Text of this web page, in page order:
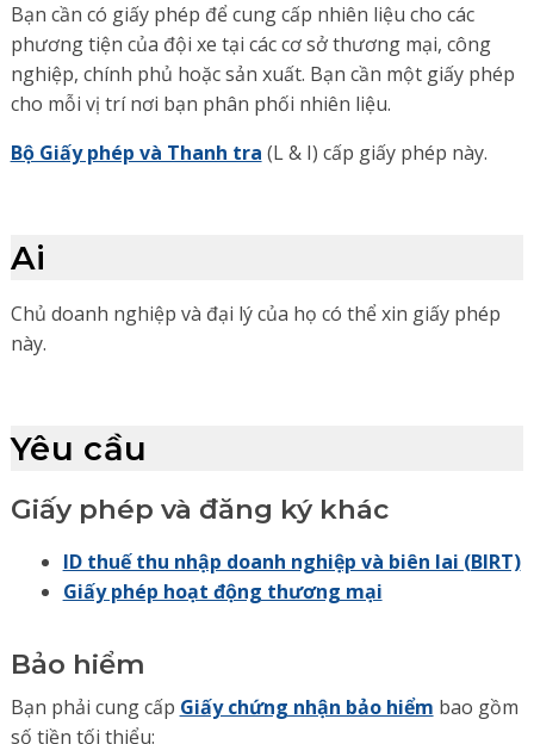
Bạn cần có giấy phép để cung cấp nhiên liệu cho các
phương tiện của đội xe tại các cơ sở thương mại, công
nghiệp, chính phủ hoặc sản xuất. Bạn cần một giấy phép
cho mỗi vị trí nơi bạn phân phối nhiên liệu.
Bộ Giấy phép và Thanh tra (L & I) cấp giấy phép này.
Ai
Chủ doanh nghiệp và đại lý của họ có thể xin giấy phép
này.
Yêu cầu
Giấy phép và đăng ký khác
ID thuế thu nhập doanh nghiệp và biên lai (BIRT)
Giấy phép hoạt động thương mại
Bảo hiểm
Bạn phải cung cấp Giấy chứng nhận bảo hiểm bao gồm
số tiền tối thiểu: